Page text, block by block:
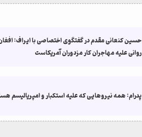
حسین کنعانی مقدم در گفتگوی اختصاصی با ایراف:
روانی علیه مهاجران کار مزدوران آمریکاست
پدرام: همه نیروهایی که علیه استکبار و امپریالیسم